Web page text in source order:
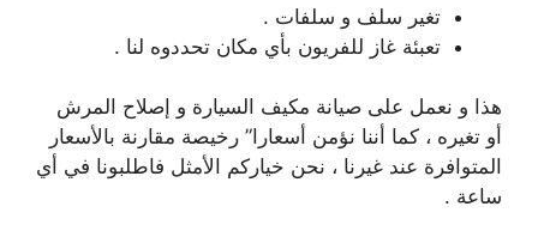
تغير سلف و سلفات .
تعبئة غاز للفريون بأي مكان تحددوه لنا .
هذا و نعمل على صيانة مكيف السيارة و إصلاح المرش
أو تغيره ، كما أننا نؤمن أسعارا” رخيصة مقارنة بالأسعار
المتوافرة عند غيرنا ، نحن خياركم الأمثل فاطلبونا في أي
ساعة .